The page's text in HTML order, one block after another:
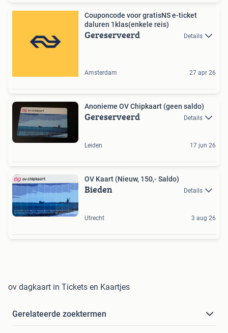
Couponcode voor gratisNS e-ticket
daluren 1klas(enkele reis)
Gereserveerd Details
Amsterdam 27 apr 26
Anonieme OV Chipkaart (geen saldo)
Gereserveerd Details
Leiden 17 jun 26
OV Kaart (Nieuw, 150,- Saldo)
Bieden Details
Utrecht 3 aug 26
ov dagkaart in Tickets en Kaartjes
Gerelateerde zoektermen